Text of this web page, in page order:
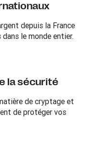
depuis la France
le monde entier.
la sécurité
de cryptage et
de protéger vos